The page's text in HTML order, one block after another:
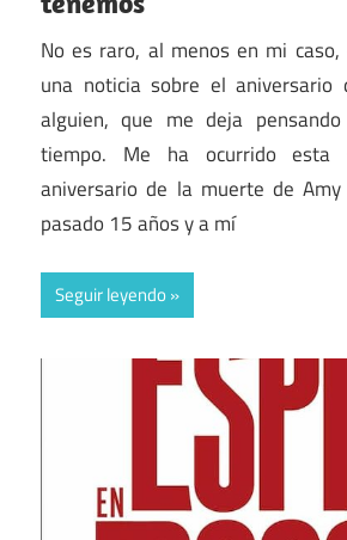
No es raro, al menos en mi caso,
una noticia sobre el
alguien, que me deja
tiempo. Me ha ocurrido esta
aniversario de la muerte de Amy
pasado 15 años y a mí
Seguir leyendo